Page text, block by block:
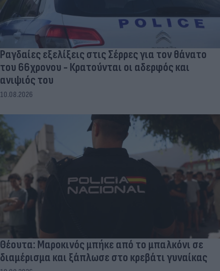
Ραγδαίες εξελίξεις στις Σέρρες για τον θάνατο
του 66χρονου - Κρατούνται οι αδερφός και
ανιψιός του
10.08.2026
Θέουτα: Μαροκινός μπήκε από το μπαλκόνι σε
διαμέρισμα και ξάπλωσε στο κρεβάτι γυναίκας